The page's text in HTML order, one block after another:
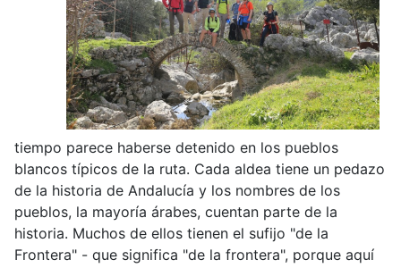
tiempo parece haberse detenido en los pueblos
blancos típicos de la ruta. Cada aldea tiene un pedazo
de la historia de Andalucía y los nombres de los
pueblos, la mayoría árabes, cuentan parte de la
historia. Muchos de ellos tienen el sufijo "de la
Frontera" - que significa "de la frontera", porque aquí